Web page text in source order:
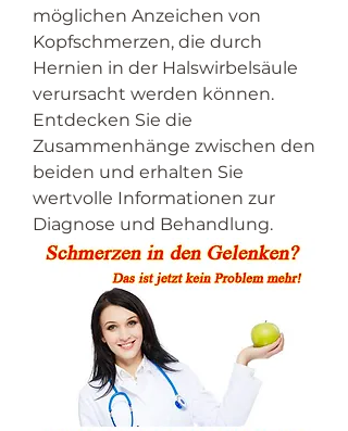
möglichen Anzeichen von
Kopfschmerzen, die durch
Hernien in der Halswirbelsäule
verursacht werden können.
Entdecken Sie die
Zusammenhänge zwischen den
beiden und erhalten Sie
wertvolle Informationen zur
Diagnose und Behandlung.